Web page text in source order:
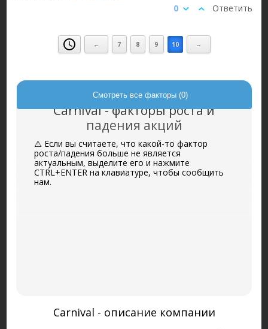
Ответить
0
← 7 8 9 10 →
Carnival - факторы роста и
падения акций
Смотреть все факторы (0)
⚠️ Если вы считаете, что какой-то фактор
роста/падения больше не является
актуальным, выделите его и нажмите
CTRL+ENTER на клавиатуре, чтобы сообщить
нам.
Carnival - описание компании